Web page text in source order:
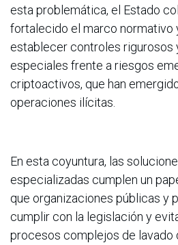
esta problemática, el Estado
fortalecido el marco normativo
establecer controles rigurosos
especiales frente a riesgos
criptoactivos, que han
operaciones ilícitas.
En esta coyuntura, las
especializadas cumplen un
que organizaciones públicas y
cumplir con la legislación y
procesos complejos de lavado